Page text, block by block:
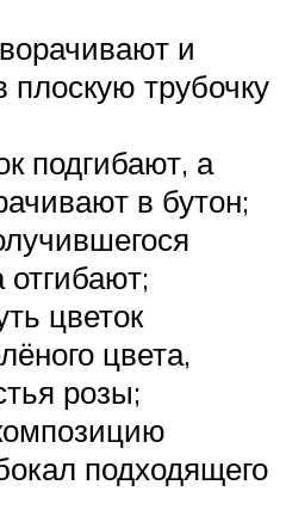
и
трубочку
подгибают, а
в бутон;
отгибают;
цветок
цвета,
розы;
подходящего